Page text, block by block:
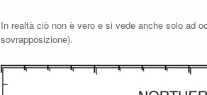
In realtà ciò non è vero e si vede anche solo ad
sovrapposizione).